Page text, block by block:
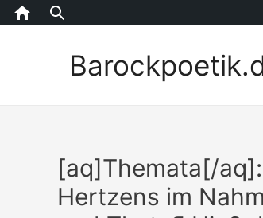
Home
[aq]Themata[/
Hertzens im